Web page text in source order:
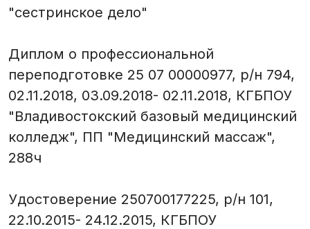
"сестринское дело"
Диплом о профессиональной
переподготовке 25 07 00000977, р/н 794,
02.11.2018, 03.09.2018- 02.11.2018, КГБПОУ
"Владивостокский базовый медицинский
колледж", ПП "Медицинский массаж",
288ч
Удостоверение 250700177225, р/н 101,
22.10.2015- 24.12.2015, КГБПОУ